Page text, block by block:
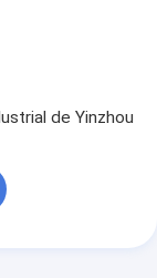
de Yinzhou